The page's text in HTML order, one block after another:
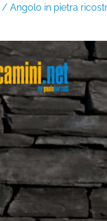
/ Angolo in pietra